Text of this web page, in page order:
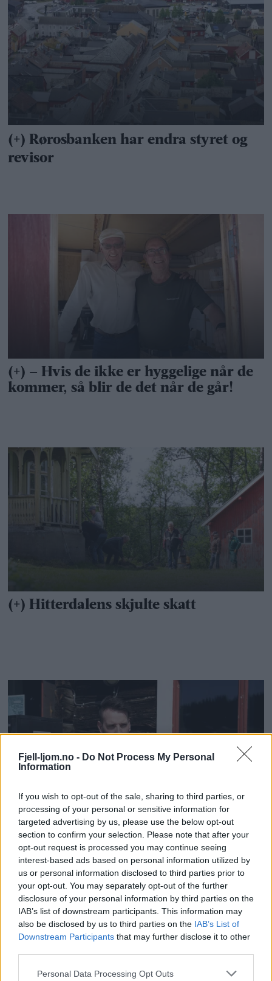
Fjell-ljom.no - Do Not Process My Personal
Information
If you wish to opt-out of the sale, sharing to third parties, or
processing of your personal or sensitive information for
targeted advertising by us, please use the below opt-out
section to confirm your selection. Please note that after your
opt-out request is processed you may continue seeing
interest-based ads based on personal information utilized by
us or personal information disclosed to third parties prior to
your opt-out. You may separately opt-out of the further
disclosure of your personal information by third parties on the
IAB’s list of downstream participants. This information may
also be disclosed by us to third parties on the IAB’s List of
Downstream Participants that may further disclose it to other
Personal Data Processing Opt Outs